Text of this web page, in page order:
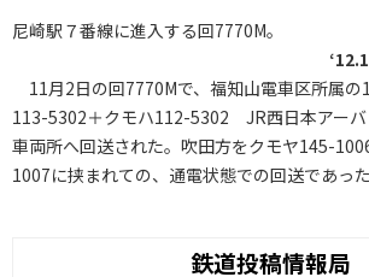
尼崎駅７番線に進入する回7770M。
11月2日の回7770Mで、福知山電車区所属の
113-5302＋クモハ112-5302 JR西日本アー
車両所へ回送された。吹田方をクモヤ145-
1007に挟まれての、通電状態での回送であった
鉄道投稿情報局